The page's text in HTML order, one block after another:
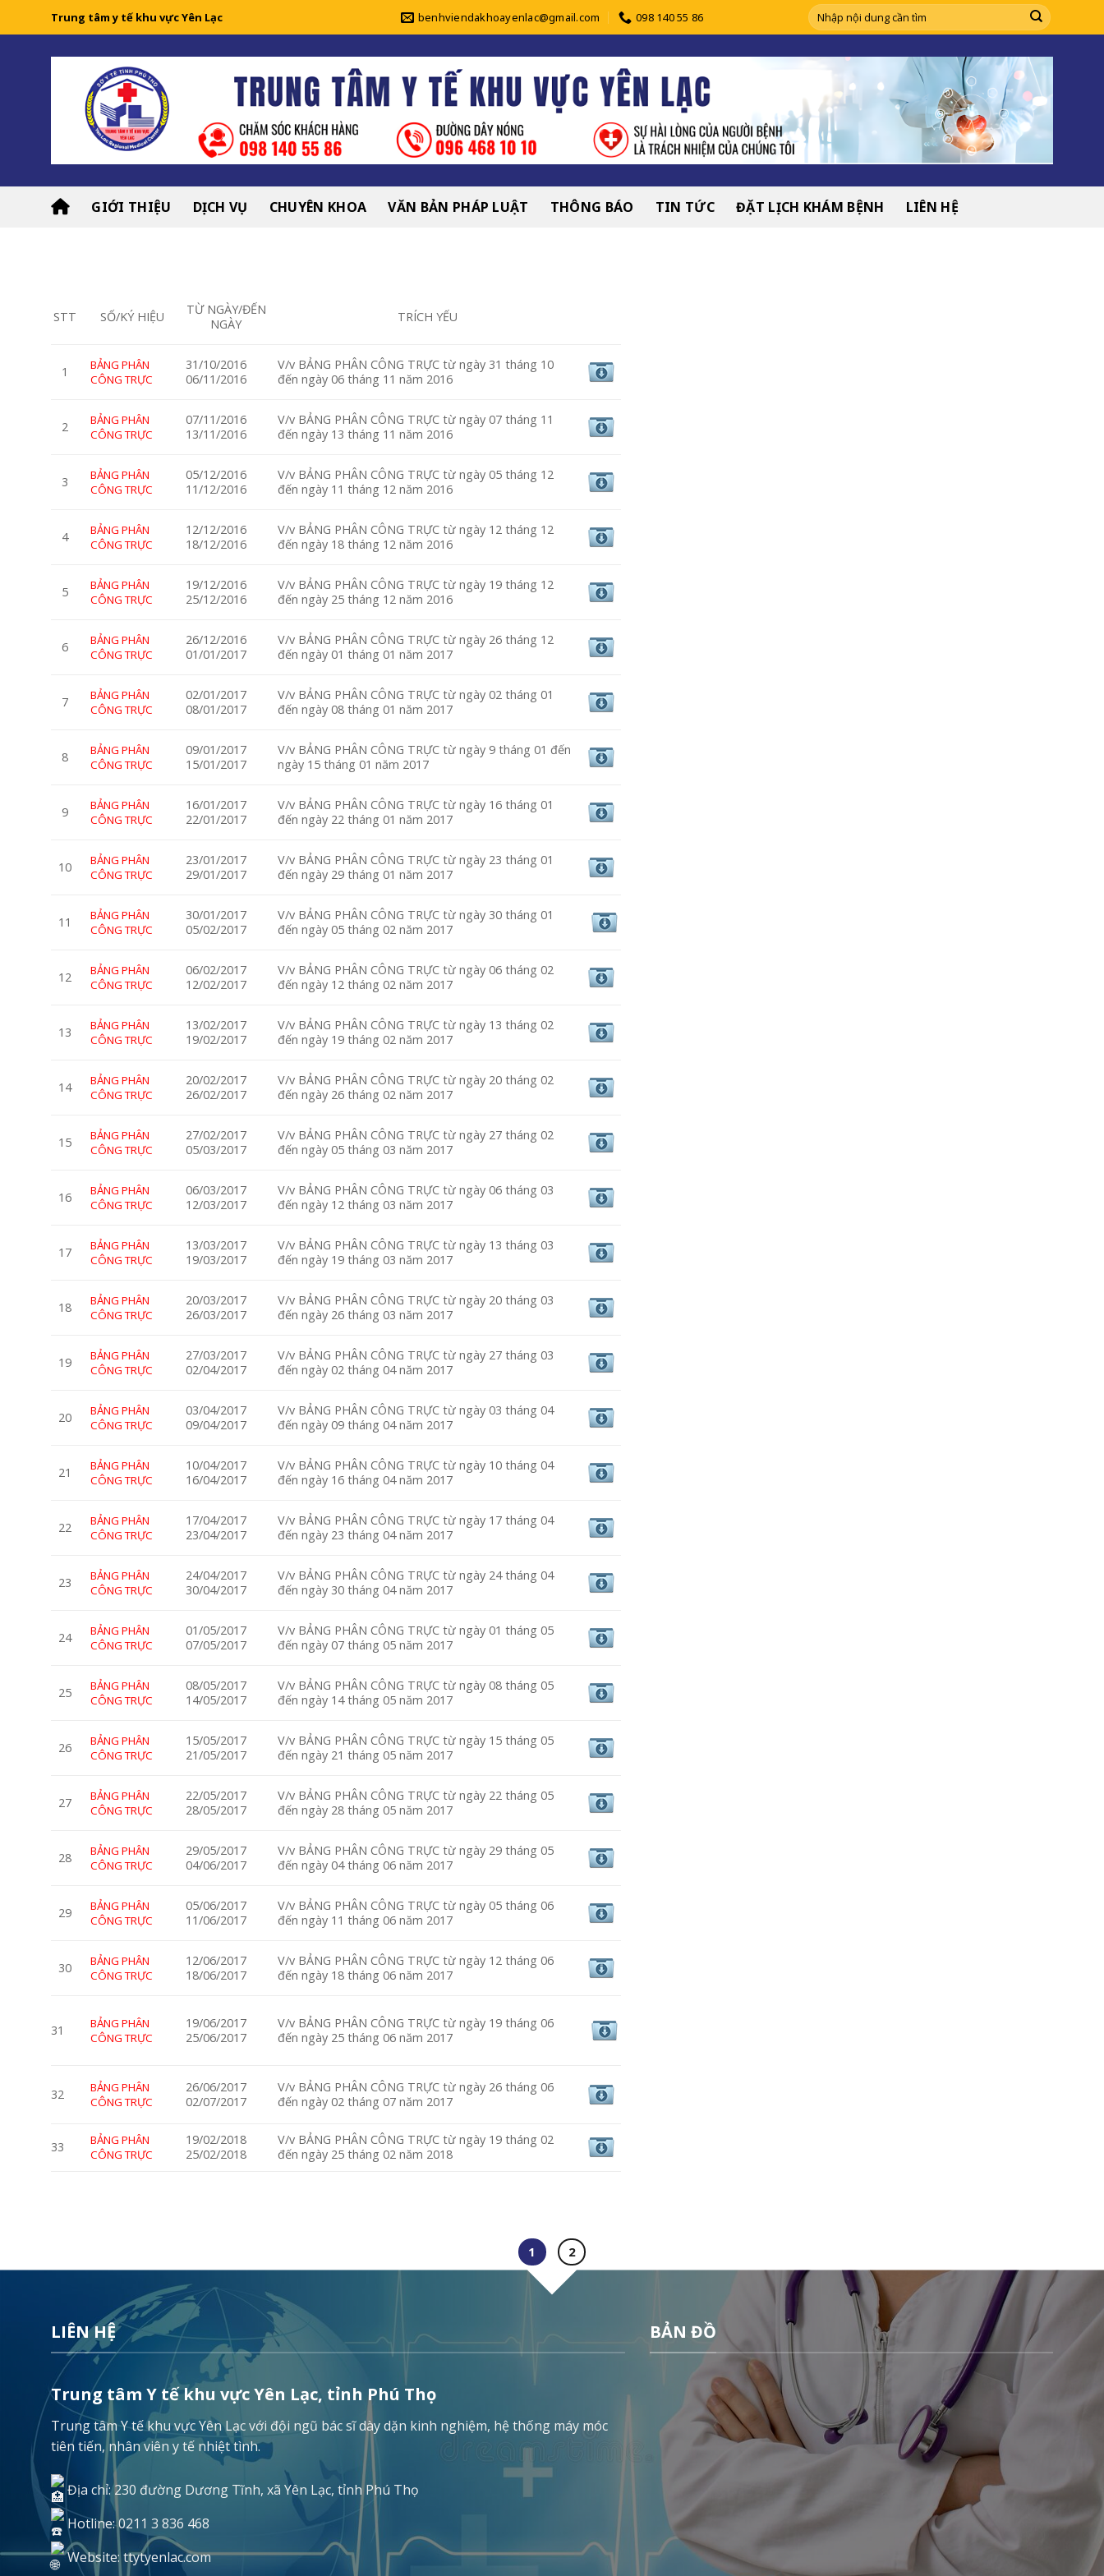
Trung tâm y tế khu vực Yên Lạc benhviendakhoayenlac@gmail.com 098 140 55 86
GIỚI THIỆU DỊCH VỤ CHUYÊN KHOA VĂN BẢN PHÁP LUẬT THÔNG BÁO TIN TỨC ĐẶT LỊCH KHÁM BỆNH LIÊN HỆ
STT SỐ/KÝ HIỆU
TỪ NGÀY/ĐẾN
NGÀY
TRÍCH YẾU
1
BẢNG PHÂN
CÔNG TRỰC
31/10/2016
06/11/2016
V/v BẢNG PHÂN CÔNG TRỰC từ ngày 31 tháng 10
đến ngày 06 tháng 11 năm 2016
2
BẢNG PHÂN
CÔNG TRỰC
07/11/2016
13/11/2016
V/v BẢNG PHÂN CÔNG TRỰC từ ngày 07 tháng 11
đến ngày 13 tháng 11 năm 2016
3
BẢNG PHÂN
CÔNG TRỰC
05/12/2016
11/12/2016
V/v BẢNG PHÂN CÔNG TRỰC từ ngày 05 tháng 12
đến ngày 11 tháng 12 năm 2016
4
BẢNG PHÂN
CÔNG TRỰC
12/12/2016
18/12/2016
V/v BẢNG PHÂN CÔNG TRỰC từ ngày 12 tháng 12
đến ngày 18 tháng 12 năm 2016
5
BẢNG PHÂN
CÔNG TRỰC
19/12/2016
25/12/2016
V/v BẢNG PHÂN CÔNG TRỰC từ ngày 19 tháng 12
đến ngày 25 tháng 12 năm 2016
6
BẢNG PHÂN
CÔNG TRỰC
26/12/2016
01/01/2017
V/v BẢNG PHÂN CÔNG TRỰC từ ngày 26 tháng 12
đến ngày 01 tháng 01 năm 2017
7
BẢNG PHÂN
CÔNG TRỰC
02/01/2017
08/01/2017
V/v BẢNG PHÂN CÔNG TRỰC từ ngày 02 tháng 01
đến ngày 08 tháng 01 năm 2017
8
BẢNG PHÂN
CÔNG TRỰC
09/01/2017
15/01/2017
V/v BẢNG PHÂN CÔNG TRỰC từ ngày 9 tháng 01 đến
ngày 15 tháng 01 năm 2017
9
BẢNG PHÂN
CÔNG TRỰC
16/01/2017
22/01/2017
V/v BẢNG PHÂN CÔNG TRỰC từ ngày 16 tháng 01
đến ngày 22 tháng 01 năm 2017
10
BẢNG PHÂN
CÔNG TRỰC
23/01/2017
29/01/2017
V/v BẢNG PHÂN CÔNG TRỰC từ ngày 23 tháng 01
đến ngày 29 tháng 01 năm 2017
11
BẢNG PHÂN
CÔNG TRỰC
30/01/2017
05/02/2017
V/v BẢNG PHÂN CÔNG TRỰC từ ngày 30 tháng 01
đến ngày 05 tháng 02 năm 2017
12
BẢNG PHÂN
CÔNG TRỰC
06/02/2017
12/02/2017
V/v BẢNG PHÂN CÔNG TRỰC từ ngày 06 tháng 02
đến ngày 12 tháng 02 năm 2017
13
BẢNG PHÂN
CÔNG TRỰC
13/02/2017
19/02/2017
V/v BẢNG PHÂN CÔNG TRỰC từ ngày 13 tháng 02
đến ngày 19 tháng 02 năm 2017
14
BẢNG PHÂN
CÔNG TRỰC
20/02/2017
26/02/2017
V/v BẢNG PHÂN CÔNG TRỰC từ ngày 20 tháng 02
đến ngày 26 tháng 02 năm 2017
15
BẢNG PHÂN
CÔNG TRỰC
27/02/2017
05/03/2017
V/v BẢNG PHÂN CÔNG TRỰC từ ngày 27 tháng 02
đến ngày 05 tháng 03 năm 2017
16
BẢNG PHÂN
CÔNG TRỰC
06/03/2017
12/03/2017
V/v BẢNG PHÂN CÔNG TRỰC từ ngày 06 tháng 03
đến ngày 12 tháng 03 năm 2017
17
BẢNG PHÂN
CÔNG TRỰC
13/03/2017
19/03/2017
V/v BẢNG PHÂN CÔNG TRỰC từ ngày 13 tháng 03
đến ngày 19 tháng 03 năm 2017
18
BẢNG PHÂN
CÔNG TRỰC
20/03/2017
26/03/2017
V/v BẢNG PHÂN CÔNG TRỰC từ ngày 20 tháng 03
đến ngày 26 tháng 03 năm 2017
19
BẢNG PHÂN
CÔNG TRỰC
27/03/2017
02/04/2017
V/v BẢNG PHÂN CÔNG TRỰC từ ngày 27 tháng 03
đến ngày 02 tháng 04 năm 2017
20
BẢNG PHÂN
CÔNG TRỰC
03/04/2017
09/04/2017
V/v BẢNG PHÂN CÔNG TRỰC từ ngày 03 tháng 04
đến ngày 09 tháng 04 năm 2017
21
BẢNG PHÂN
CÔNG TRỰC
10/04/2017
16/04/2017
V/v BẢNG PHÂN CÔNG TRỰC từ ngày 10 tháng 04
đến ngày 16 tháng 04 năm 2017
22
BẢNG PHÂN
CÔNG TRỰC
17/04/2017
23/04/2017
V/v BẢNG PHÂN CÔNG TRỰC từ ngày 17 tháng 04
đến ngày 23 tháng 04 năm 2017
23
BẢNG PHÂN
CÔNG TRỰC
24/04/2017
30/04/2017
V/v BẢNG PHÂN CÔNG TRỰC từ ngày 24 tháng 04
đến ngày 30 tháng 04 năm 2017
24
BẢNG PHÂN
CÔNG TRỰC
01/05/2017
07/05/2017
V/v BẢNG PHÂN CÔNG TRỰC từ ngày 01 tháng 05
đến ngày 07 tháng 05 năm 2017
25
BẢNG PHÂN
CÔNG TRỰC
08/05/2017
14/05/2017
V/v BẢNG PHÂN CÔNG TRỰC từ ngày 08 tháng 05
đến ngày 14 tháng 05 năm 2017
26
BẢNG PHÂN
CÔNG TRỰC
15/05/2017
21/05/2017
V/v BẢNG PHÂN CÔNG TRỰC từ ngày 15 tháng 05
đến ngày 21 tháng 05 năm 2017
27
BẢNG PHÂN
CÔNG TRỰC
22/05/2017
28/05/2017
V/v BẢNG PHÂN CÔNG TRỰC từ ngày 22 tháng 05
đến ngày 28 tháng 05 năm 2017
28
BẢNG PHÂN
CÔNG TRỰC
29/05/2017
04/06/2017
V/v BẢNG PHÂN CÔNG TRỰC từ ngày 29 tháng 05
đến ngày 04 tháng 06 năm 2017
29
BẢNG PHÂN
CÔNG TRỰC
05/06/2017
11/06/2017
V/v BẢNG PHÂN CÔNG TRỰC từ ngày 05 tháng 06
đến ngày 11 tháng 06 năm 2017
30
BẢNG PHÂN
CÔNG TRỰC
12/06/2017
18/06/2017
V/v BẢNG PHÂN CÔNG TRỰC từ ngày 12 tháng 06
đến ngày 18 tháng 06 năm 2017
31
BẢNG PHÂN
CÔNG TRỰC
19/06/2017
25/06/2017
V/v BẢNG PHÂN CÔNG TRỰC từ ngày 19 tháng 06
đến ngày 25 tháng 06 năm 2017
32
BẢNG PHÂN
CÔNG TRỰC
26/06/2017
02/07/2017
V/v BẢNG PHÂN CÔNG TRỰC từ ngày 26 tháng 06
đến ngày 02 tháng 07 năm 2017
33
BẢNG PHÂN
CÔNG TRỰC
19/02/2018
25/02/2018
V/v BẢNG PHÂN CÔNG TRỰC từ ngày 19 tháng 02
đến ngày 25 tháng 02 năm 2018
1 2
LIÊN HỆ
Trung tâm Y tế khu vực Yên Lạc, tỉnh Phú Thọ
Trung tâm Y tế khu vực Yên Lạc với đội ngũ bác sĩ dày dặn kinh nghiệm, hệ thống máy móc
tiên tiến, nhân viên y tế nhiệt tình.
Địa chỉ: 230 đường Dương Tĩnh, xã Yên Lạc, tỉnh Phú Thọ
Hotline: 0211 3 836 468
Website: ttytyenlac.com
BẢN ĐỒ